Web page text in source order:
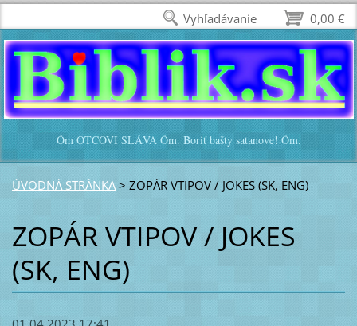
Óm OTCOVI SLÁVA Óm. Boriť bašty satanove! Óm.
ÚVODNÁ STRÁNKA > ZOPÁR VTIPOV / JOKES (SK, ENG)
ZOPÁR VTIPOV / JOKES
(SK, ENG)
0,00 €
Vyhľadávanie